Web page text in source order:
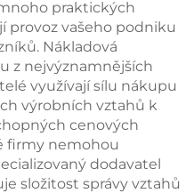
praktických
provoz vašeho podniku
Nákladová
z nejvýznamnějších
využívají sílu nákupu
výrobních vztahů k
cenových
firmy nemohou
dodavatel
složitost správy vztahů